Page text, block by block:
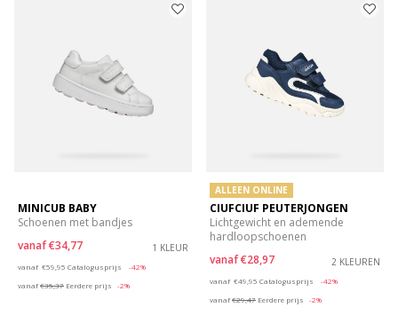
MINICUB BABY
Schoenen met bandjes
vanaf€34,77 1 KLEUR
vanaf €59,95 Catalogusprijs
-42%
vanaf€35,37 Eerdere prijs -2%
ALLEEN ONLINE
CIUFCIUF PEUTERJONGEN
Lichtgewicht en ademende
hardloopschoenen
vanaf€28,97 2 KLEUREN
vanaf €49,95 Catalogusprijs
-42%
vanaf€29,47 Eerdere prijs -2%